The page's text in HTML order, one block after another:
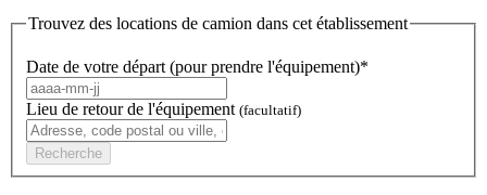
Trouvez des locations de camion dans cet établissement
Date de votre départ (pour prendre l'équipement)*
Lieu de retour de l'équipement (facultatif)
Recherche